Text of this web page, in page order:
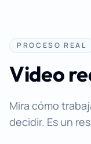
PROCESO REAL
Video
Mira cómo
decidir. Es un